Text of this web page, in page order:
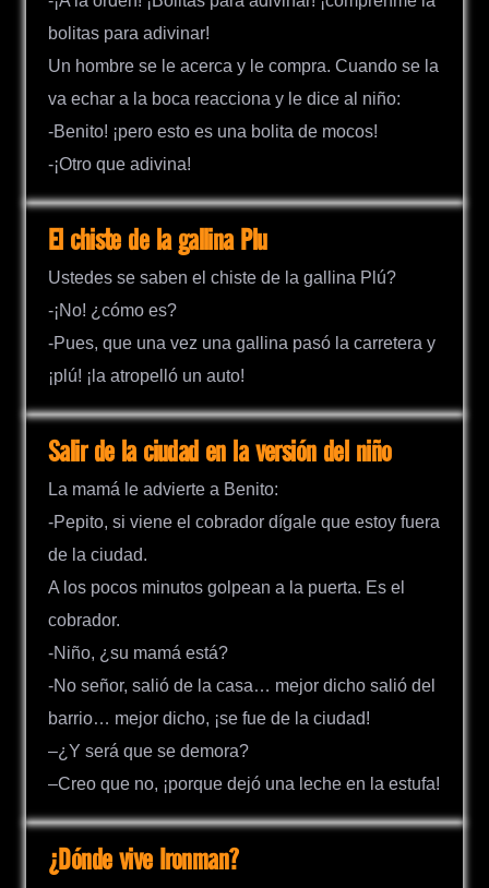
bolitas para adivinar!
Un hombre se le acerca y le compra. Cuando se la
va echar a la boca reacciona y le dice al niño:
-Benito! ¡pero esto es una bolita de mocos!
-¡Otro que adivina!
El chiste de la gallina Plu
Ustedes se saben el chiste de la gallina Plú?
-¡No! ¿cómo es?
-Pues, que una vez una gallina pasó la carretera y
¡plú! ¡la atropelló un auto!
Salir de la ciudad en la versión del niño
La mamá le advierte a Benito:
-Pepito, si viene el cobrador dígale que estoy fuera
de la ciudad.
A los pocos minutos golpean a la puerta. Es el
cobrador.
-Niño, ¿su mamá está?
-No señor, salió de la casa… mejor dicho salió del
barrio… mejor dicho, ¡se fue de la ciudad!
–¿Y será que se demora?
–Creo que no, ¡porque dejó una leche en la estufa!
¿Dónde vive Ironman?